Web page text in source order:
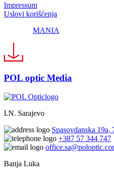
Impressum
Uslovi korišćenja
MANIA
POL optic Media
I.N. Sarajevo
Spasovdanska 19a,
+387 57 344 747
Banja Luka